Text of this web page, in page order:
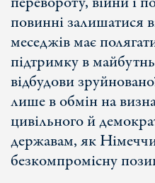
повинні залишатися
меседжів має
підтримку в
відбудови
лише в обмін на
цивільного й
державам, як
безкомпромісну